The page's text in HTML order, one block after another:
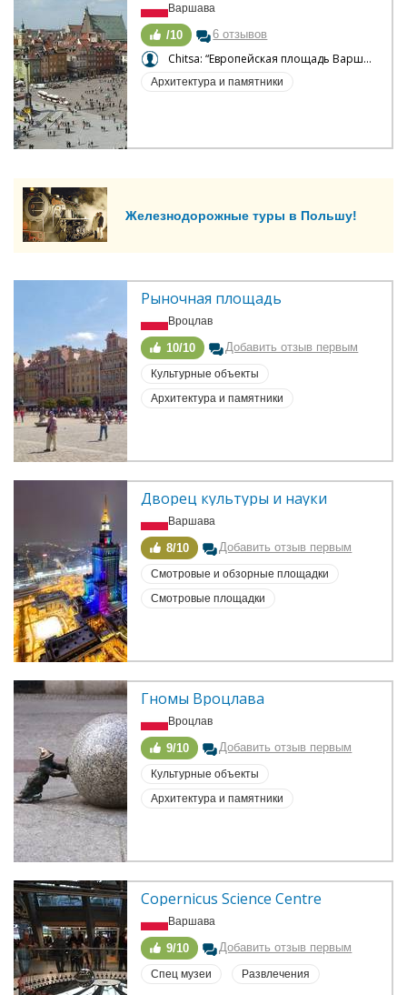
Варшава
/10 6 отзывов
Chitsa: “Европейская площадь Варшавы”
Архитектура и памятники
Железнодорожные туры в Польшу!
Рыночная площадь
Вроцлав
10/10 Добавить отзыв первым
Культурные объекты
Архитектура и памятники
Дворец культуры и науки
Варшава
8/10 Добавить отзыв первым
Смотровые и обзорные площадки
Смотровые площадки
Гномы Вроцлава
Вроцлав
9/10 Добавить отзыв первым
Культурные объекты
Архитектура и памятники
Copernicus Science Centre
Варшава
9/10 Добавить отзыв первым
Спец музеи Развлечения